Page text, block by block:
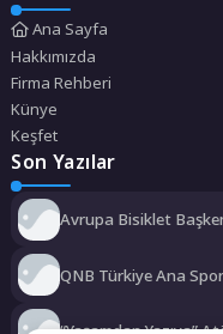
Ana Sayfa
Hakkımızda
Firma Rehberi
Künye
Keşfet
Son Yazılar
Avrupa Bisiklet
QNB Türkiye Ana